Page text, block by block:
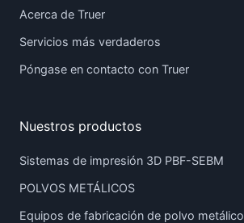
Acerca de Truer
Servicios más verdaderos
Póngase en contacto con Truer
Nuestros productos
Sistemas de impresión 3D PBF-SEBM
POLVOS METÁLICOS
Equipos de fabricación de polvo metálico